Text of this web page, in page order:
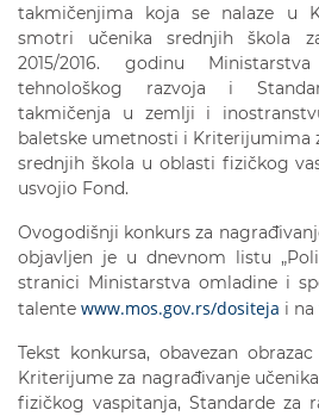
takmičenjima koja se nalaze u
smotri učenika srednjih škola
2015/2016. godinu
tehnološkog razvoja i
takmičenja u zemlji i
baletske umetnosti i Kriterijumima
srednjih škola u oblasti fizičkog
usvojio Fond.
Ovogodišnji konkurs za
objavljen je u dnevnom listu
stranici Ministarstva omladine i
talente www.mos.gov.rs/dositeja i
Tekst konkursa, obavezan
Kriterijume za nagrađivanje
fizičkog vaspitanja, Standarde za